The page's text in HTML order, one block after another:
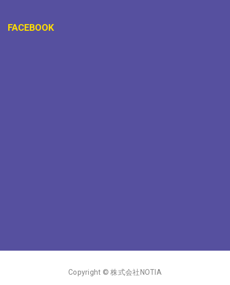
FACEBOOK
Copyright © 株式会社NOTIA